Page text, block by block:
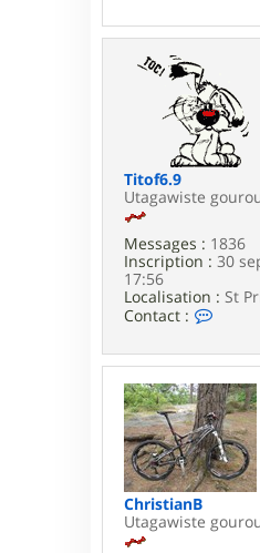
n
t
t
e
r
2
0
0
Titof6.9
Utagawiste
Messages : 1836
Inscription : 30
17:56
Localisation : St
Contact :
t
a
c
t
e
r
T
i
o
ChristianB
Utagawiste